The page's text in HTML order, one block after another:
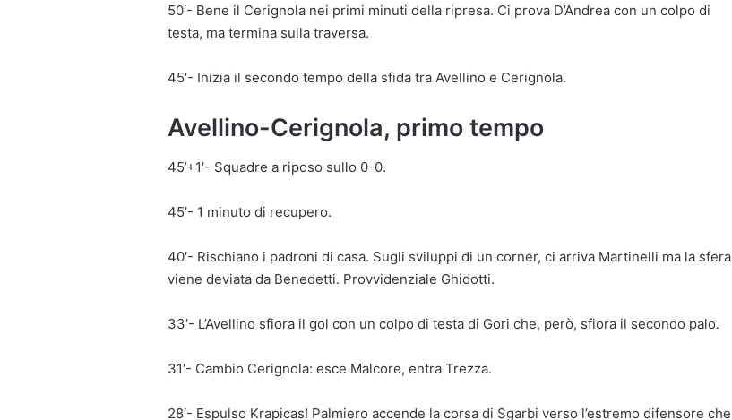
50′- Bene il Cerignola nei primi minuti della ripresa. Ci prova D’Andrea con un colpo di
testa, ma termina sulla traversa.
45′- Inizia il secondo tempo della sfida tra Avellino e Cerignola.
Avellino-Cerignola, primo tempo
45’+1′- Squadre a riposo sullo 0-0.
45′- 1 minuto di recupero.
40′- Rischiano i padroni di casa. Sugli sviluppi di un corner, ci arriva Martinelli ma la sfera
viene deviata da Benedetti. Provvidenziale Ghidotti.
33′- L’Avellino sfiora il gol con un colpo di testa di Gori che, però, sfiora il secondo palo.
31′- Cambio Cerignola: esce Malcore, entra Trezza.
28′- Espulso Krapicas! Palmiero accende la corsa di Sgarbi verso l’estremo difensore che